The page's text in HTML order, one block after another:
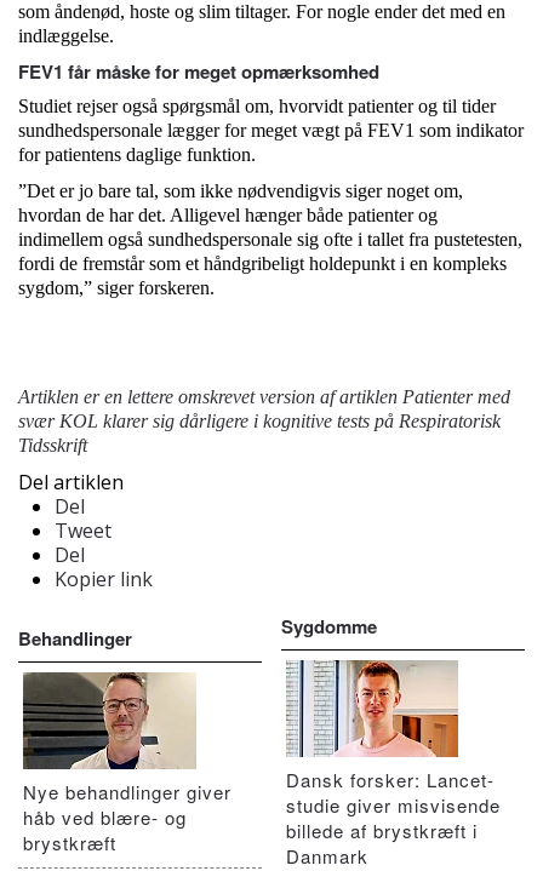
som åndenød, hoste og slim tiltager. For nogle ender det med en
indlæggelse.
FEV1 får måske for meget opmærksomhed
Studiet rejser også spørgsmål om, hvorvidt patienter og til tider
sundhedspersonale lægger for meget vægt på FEV1 som indikator
for patientens daglige funktion.
”Det er jo bare tal, som ikke nødvendigvis siger noget om,
hvordan de har det. Alligevel hænger både patienter og
indimellem også sundhedspersonale sig ofte i tallet fra pustetesten,
fordi de fremstår som et håndgribeligt holdepunkt i en kompleks
sygdom,” siger forskeren.
Artiklen er en lettere omskrevet version af artiklen Patienter med
svær KOL klarer sig dårligere i kognitive tests på Respiratorisk
Tidsskrift
Del artiklen
Del
Tweet
Del
Kopier link
Behandlinger
Nye behandlinger giver
håb ved blære- og
brystkræft
Sygdomme
Dansk forsker: Lancet-
studie giver misvisende
billede af brystkræft i
Danmark